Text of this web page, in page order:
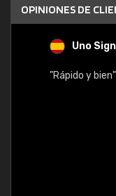
OPINIONES DE
Uno
"Rápido y bien"